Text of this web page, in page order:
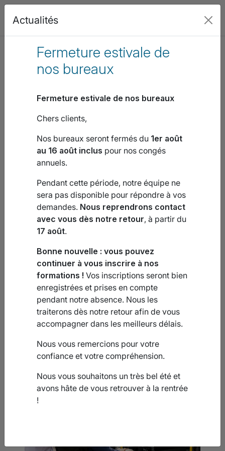
Actualités
Fermeture estivale de
nos bureaux
Fermeture estivale de nos bureaux
Chers clients,
Nos bureaux seront fermés du 1er août
au 16 août inclus pour nos congés
annuels.
Pendant cette période, notre équipe ne
sera pas disponible pour répondre à vos
demandes. Nous reprendrons contact
avec vous dès notre retour, à partir du
17 août.
Bonne nouvelle : vous pouvez
continuer à vous inscrire à nos
formations ! Vos inscriptions seront bien
enregistrées et prises en compte
pendant notre absence. Nous les
traiterons dès notre retour afin de vous
accompagner dans les meilleurs délais.
Nous vous remercions pour votre
confiance et votre compréhension.
Nous vous souhaitons un très bel été et
avons hâte de vous retrouver à la rentrée
!
Nos domaines de formation
Santé
Formation Santé
AFGSU 1 & 2
Recyclage AFGSU